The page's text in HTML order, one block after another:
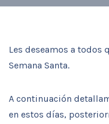
Les deseamos a todos
Semana Santa.
A continuación
en estos días,